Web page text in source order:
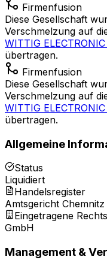
Firmenfusion
Diese Gesellschaft
Verschmelzung auf
WITTIG
übertragen.
Firmenfusion
Diese Gesellschaft
Verschmelzung auf
WITTIG
übertragen.
Allgemeine
Status
Liquidiert
Handelsregister
Amtsgericht Chemnitz
Eingetragene
GmbH
Management &